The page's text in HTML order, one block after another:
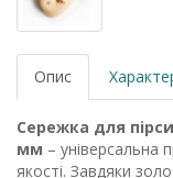
Опис
Сережка для
мм – універсальна
якості. Завдяки